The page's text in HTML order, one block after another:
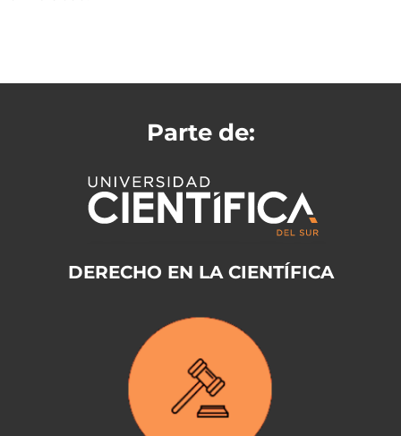
Parte de:
DERECHO EN LA CIENTÍFICA